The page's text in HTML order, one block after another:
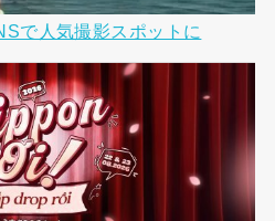
で人気撮影スポットに